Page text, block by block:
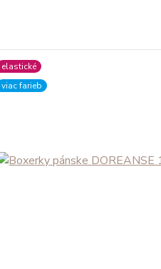
elastické
viac farieb